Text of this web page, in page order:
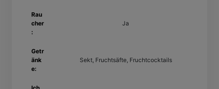
Rau
cher
:
Ja
Getr
änk
e:
Sekt, Fruchtsäfte, Fruchtcocktails